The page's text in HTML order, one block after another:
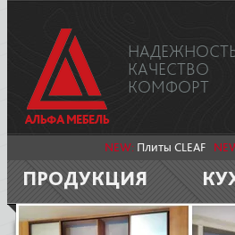
КАЧЕСТВО
КОМФОРТ
NEW: Плиты CLEAF
ПРОДУКЦИЯ